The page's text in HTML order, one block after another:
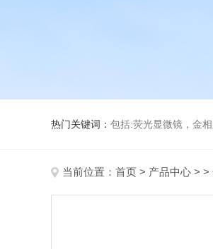
热门关键词： 包括:荧光显微镜，金
当前位置： 首页 > 产品中心 > >